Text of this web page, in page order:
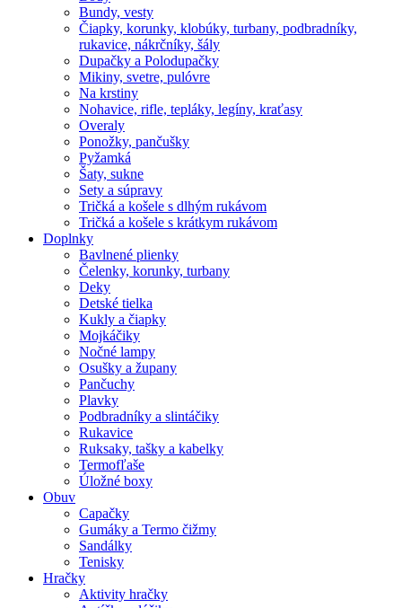
Bundy, vesty
Čiapky, korunky, klobúky, turbany, podbradníky,
rukavice, nákrčníky, šály
Dupačky a Polodupačky
Mikiny, svetre, pulóvre
Na krstiny
Nohavice, rifle, tepláky, legíny, kraťasy
Overaly
Ponožky, pančušky
Pyžamká
Šaty, sukne
Sety a súpravy
Tričká a košele s dlhým rukávom
Tričká a košele s krátkym rukávom
Doplnky
Bavlnené plienky
Čelenky, korunky, turbany
Deky
Detské tielka
Kukly a čiapky
Mojkáčiky
Nočné lampy
Osušky a župany
Pančuchy
Plavky
Podbradníky a slintáčiky
Rukavice
Ruksaky, tašky a kabelky
Termofľaše
Úložné boxy
Obuv
Capačky
Gumáky a Termo čižmy
Sandálky
Tenisky
Hračky
Aktivity hračky